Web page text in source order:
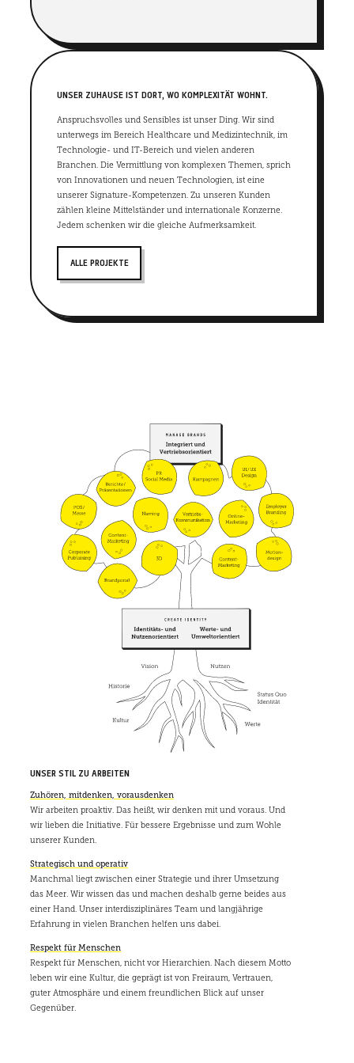
UNSER ZUHAUSE IST DORT, WO KOMPLEXITÄT WOHNT.
Anspruchsvolles und Sensibles ist unser Ding. Wir sind
unterwegs im Bereich Healthcare und Medizintechnik, im
Technologie- und IT-Bereich und vielen anderen
Branchen. Die Vermittlung von komplexen Themen, sprich
von Innovationen und neuen Technologien, ist eine
unserer Signature-Kompetenzen. Zu unseren Kunden
zählen kleine Mittelständer und internationale Konzerne.
Jedem schenken wir die gleiche Aufmerksamkeit.
ALLE PROJEKTE
UNSER STIL ZU ARBEITEN
Zuhören, mitdenken, vorausdenken
Wir arbeiten proaktiv. Das heißt, wir denken mit und voraus. Und
wir lieben die Initiative. Für bessere Ergebnisse und zum Wohle
unserer Kunden.
Strategisch und operativ
Manchmal liegt zwischen einer Strategie und ihrer Umsetzung
das Meer. Wir wissen das und machen deshalb gerne beides aus
einer Hand. Unser interdisziplinäres Team und langjährige
Erfahrung in vielen Branchen helfen uns dabei.
Respekt für Menschen
Respekt für Menschen, nicht vor Hierarchien. Nach diesem Motto
leben wir eine Kultur, die geprägt ist von Freiraum, Vertrauen,
guter Atmosphäre und einem freundlichen Blick auf unser
Gegenüber.